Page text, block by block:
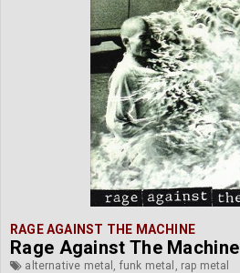
RAGE AGAINST THE MACHINE
Rage Against The Machine
alternative metal, funk metal, rap metal